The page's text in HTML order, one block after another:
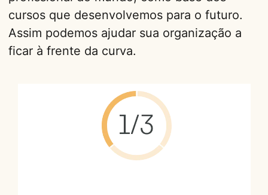
cursos que desenvolvemos para o futuro.
Assim podemos ajudar sua organização a
ficar à frente da curva.